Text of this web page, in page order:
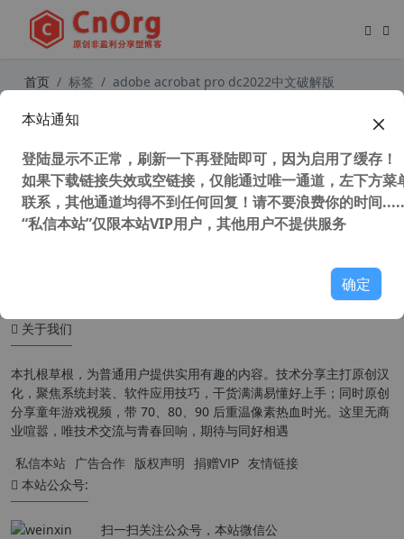
首页 标签 adobe acrobat pro dc2022中文破解版
独家 Adobe Acrobat Pro DC 2023 x
转蓝 教程)
关于我们
本扎根草根，为普通用户提供实用有趣的内容。技术分享主打原创汉
化，聚焦系统封装、软件应用技巧，干货满满易懂好上手；同时原创
分享童年游戏视频，带 70、80、90 后重温像素热血时光。这里无商
业喧嚣，唯技术交流与青春回响，期待与同好相遇
私信本站 广告合作 版权声明 捐赠VIP 友情链接
本站公众号:
扫一扫关注公众号，本站微信公
本站通知
登陆显示不正常，刷新一下再登陆即可，因为启用了缓存！
如果下载链接失效或空链接，仅能通过唯一通道，左下方菜
联系，其他通道均得不到任何回复！请不要浪费你的时间
“私信本站”仅限本站VIP用户，其他用户不提供服务
确定